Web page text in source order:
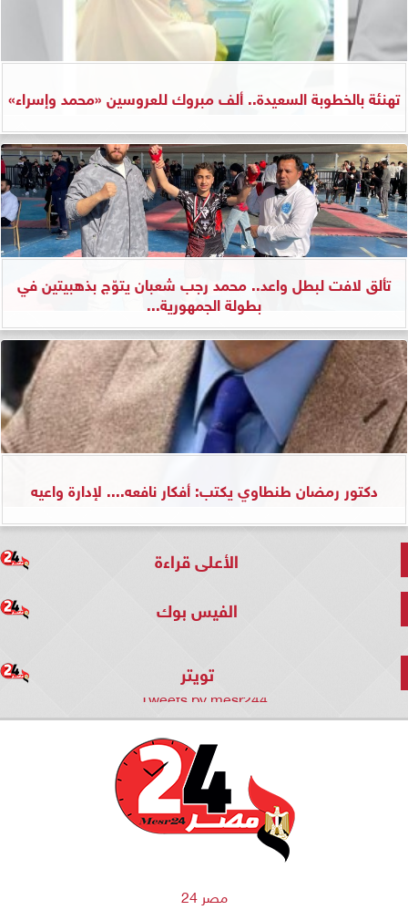
تهنئة بالخطوبة السعيدة.. ألف مبروك للعروسين «محمد وإسراء»
تألق لافت لبطل واعد.. محمد رجب شعبان يتوّج بذهبيتين في
بطولة الجمهورية...
دكتور رمضان طنطاوي يكتب: أفكار نافعه.... لإدارة واعيه
الأعلى قراءة
الفيس بوك
تويتر
Tweets by mesr244
مصر 24